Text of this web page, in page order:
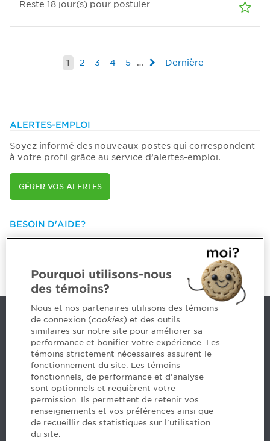
Reste 18 jour(s) pour postuler
1 2 3 4 5 … Dernière
ALERTES-EMPLOI
Soyez informé des nouveaux postes qui correspondent
à votre profil grâce au service d’alertes-emploi.
GÉRER VOS ALERTES
BESOIN D'AIDE?
emploiCPA@cpaquebec.ca
Nous joindre
514 788-1376 1 800 363-4688 [3033]
emploiCPA@cpaquebec.ca
5, Place Ville Marie, bureau 800, Montréal
(Québec)H3B 2G2
www.cpaquebec.ca
Pourquoi utilisons-nous
des témoins?
Nous et nos partenaires utilisons des témoins
de connexion (cookies) et des outils
similaires sur notre site pour améliorer sa
performance et bonifier votre expérience. Les
témoins strictement nécessaires assurent le
fonctionnement du site. Les témoins
fonctionnels, de performance et d'analyse
sont optionnels et requièrent votre
permission. Ils permettent de retenir vos
renseignements et vos préférences ainsi que
de recueillir des statistiques sur l'utilisation
du site.